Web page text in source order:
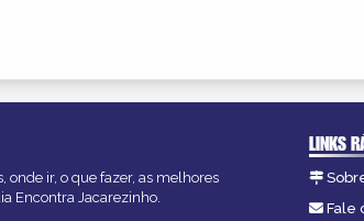
ir, o que fazer, as melhores
Encontra Jacarezinho.
LINKS
Fale